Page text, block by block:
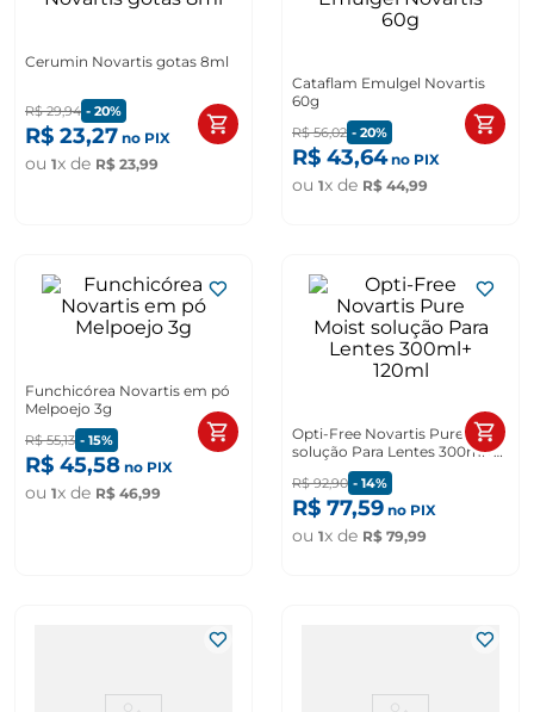
Cerumin Novartis gotas 8ml
R$ 29,94 - 20%
R$ 23,27 no PIX
ou 1x de R$ 23,99
Cataflam Emulgel Novartis
60g
R$ 56,02 - 20%
R$ 43,64no PIX
ou 1x de R$ 44,99
Funchicórea Novartis em pó
Melpoejo 3g
R$ 55,13 - 15%
R$ 45,58 no PIX
ou 1x de R$ 46,99
Opti-Free Novartis Pure Moist
solução Para Lentes 300ml+
R$ 92,90 - 14%
R$ 77,59 no PIX
ou 1x de R$ 79,99